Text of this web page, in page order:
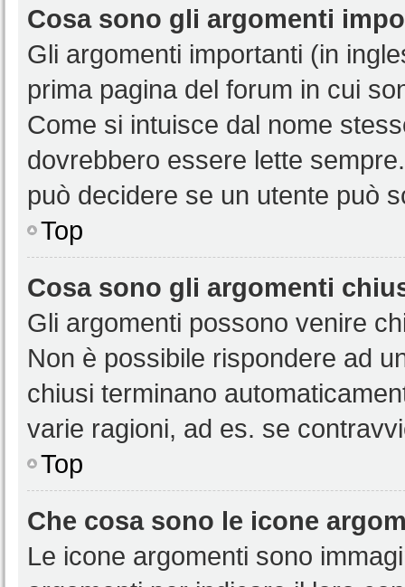
Cosa sono gli argomenti
Gli argomenti importanti (in
prima pagina del forum in cui
Come si intuisce dal nome
dovrebbero essere lette
può decidere se un utente può
Top
Cosa sono gli argomenti
Gli argomenti possono venire
Non è possibile rispondere ad
chiusi terminano
varie ragioni, ad es. se
Top
Che cosa sono le icone
Le icone argomenti sono